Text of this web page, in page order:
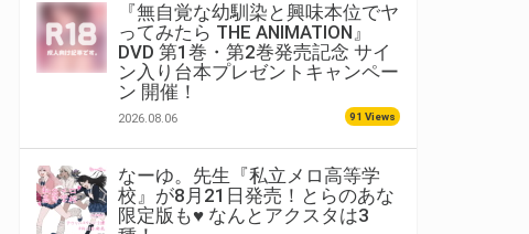
『無自覚な幼馴染と興味本位でヤ
ってみたら THE ANIMATION』
DVD 第1巻・第2巻発売記念 サイ
ン入り台本プレゼントキャンペー
ン 開催！
2026.08.06 91 Views
なーゆ。先生『私立メロ高等学
校』が8月21日発売！とらのあな
限定版も♥ なんとアクスタは3